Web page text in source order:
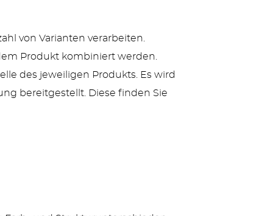
von Varianten verarbeiten.
Produkt kombiniert werden.
des jeweiligen Produkts. Es wird
bereitgestellt. Diese finden Sie